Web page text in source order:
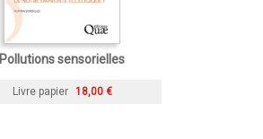
Pollutions sensorielles
Livre papier 18,00 €